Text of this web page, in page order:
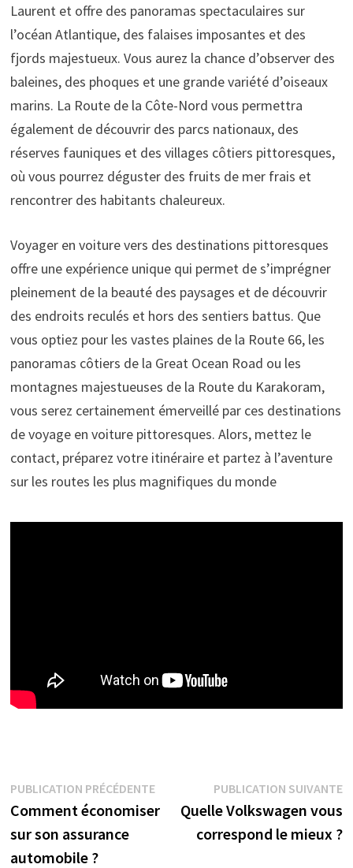
Laurent et offre des panoramas spectaculaires sur
l’océan Atlantique, des falaises imposantes et des
fjords majestueux. Vous aurez la chance d’observer des
baleines, des phoques et une grande variété d’oiseaux
marins. La Route de la Côte-Nord vous permettra
également de découvrir des parcs nationaux, des
réserves fauniques et des villages côtiers pittoresques,
où vous pourrez déguster des fruits de mer frais et
rencontrer des habitants chaleureux.
Voyager en voiture vers des destinations pittoresques
offre une expérience unique qui permet de s’imprégner
pleinement de la beauté des paysages et de découvrir
des endroits reculés et hors des sentiers battus. Que
vous optiez pour les vastes plaines de la Route 66, les
panoramas côtiers de la Great Ocean Road ou les
montagnes majestueuses de la Route du Karakoram,
vous serez certainement émerveillé par ces destinations
de voyage en voiture pittoresques. Alors, mettez le
contact, préparez votre itinéraire et partez à l’aventure
sur les routes les plus magnifiques du monde
Navigation
de
l’article
PUBLICATION PRÉCÉDENTEPublication
précédente :
Comment économiser
sur son assurance
automobile ?
PUBLICATION SUIVANTE
Quelle Volkswagen vous
correspond le mieux ?